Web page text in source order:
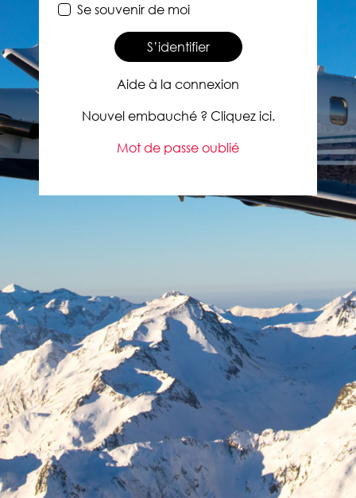
Se souvenir de moi
S’identifier
Aide à la connexion
Nouvel embauché ? Cliquez ici.
Mot de passe oublié